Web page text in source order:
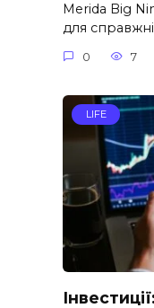
Merida Big
для
0 7
LIFE